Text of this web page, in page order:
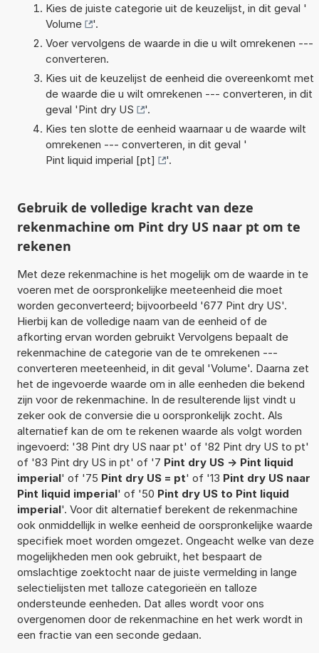
Kies de juiste categorie uit de keuzelijst, in dit geval '
Volume
'.
Voer vervolgens de waarde in die u wilt omrekenen ---
converteren.
Kies uit de keuzelijst de eenheid die overeenkomt met
de waarde die u wilt omrekenen --- converteren, in dit
geval 'Pint dry US
'.
Kies ten slotte de eenheid waarnaar u de waarde wilt
omrekenen --- converteren, in dit geval '
Pint liquid imperial [pt]
'.
Gebruik de volledige kracht van deze
rekenmachine om Pint dry US naar pt om te
rekenen
Met deze rekenmachine is het mogelijk om de waarde in te
voeren met de oorspronkelijke meeteenheid die moet
worden geconverteerd; bijvoorbeeld '677 Pint dry US'.
Hierbij kan de volledige naam van de eenheid of de
afkorting ervan worden gebruikt Vervolgens bepaalt de
rekenmachine de categorie van de te omrekenen ---
converteren meeteenheid, in dit geval 'Volume'. Daarna zet
het de ingevoerde waarde om in alle eenheden die bekend
zijn voor de rekenmachine. In de resulterende lijst vindt u
zeker ook de conversie die u oorspronkelijk zocht. Als
alternatief kan de om te rekenen waarde als volgt worden
ingevoerd: '38 Pint dry US naar pt' of '82 Pint dry US to pt'
of '83 Pint dry US in pt' of '7 Pint dry US -> Pint liquid
imperial' of '75 Pint dry US = pt' of '13 Pint dry US naar
Pint liquid imperial' of '50 Pint dry US to Pint liquid
imperial'. Voor dit alternatief berekent de rekenmachine
ook onmiddellijk in welke eenheid de oorspronkelijke waarde
specifiek moet worden omgezet. Ongeacht welke van deze
mogelijkheden men ook gebruikt, het bespaart de
omslachtige zoektocht naar de juiste vermelding in lange
selectielijsten met talloze categorieën en talloze
ondersteunde eenheden. Dat alles wordt voor ons
overgenomen door de rekenmachine en het werk wordt in
een fractie van een seconde gedaan.